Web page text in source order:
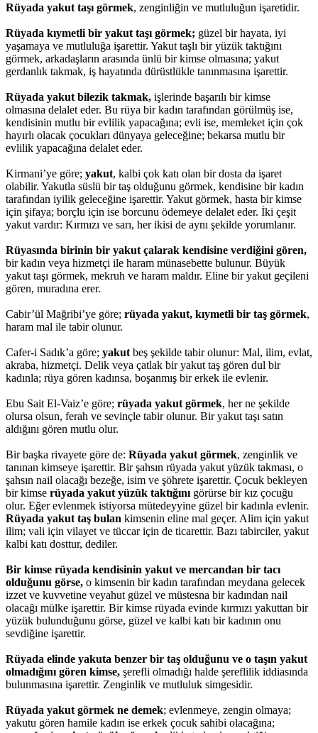
Rüyada yakut taşı görmek, zenginliğin ve mutluluğun işaretidir.
Rüyada kıymetli bir yakut taşı görmek; güzel bir hayata, iyi
yaşamaya ve mutluluğa işarettir. Yakut taşlı bir yüzük taktığını
görmek, arkadaşların arasında ünlü bir kimse olmasına; yakut
gerdanlık takmak, iş hayatında dürüstlükle tanınmasına işarettir.
Rüyada yakut bilezik takmak, işlerinde başarılı bir kimse
olmasına delalet eder. Bu rüya bir kadın tarafından görülmüş ise,
kendisinin mutlu bir evlilik yapacağına; evli ise, memleket için çok
hayırlı olacak çocukları dünyaya geleceğine; bekarsa mutlu bir
evlilik yapacağına delalet eder.
Kirmani’ye göre; yakut, kalbi çok katı olan bir dosta da işaret
olabilir. Yakutla süslü bir taş olduğunu görmek, kendisine bir kadın
tarafından iyilik geleceğine işarettir. Yakut görmek, hasta bir kimse
için şifaya; borçlu için ise borcunu ödemeye delalet eder. İki çeşit
yakut vardır: Kırmızı ve sarı, her ikisi de aynı şekilde yorumlanır.
Rüyasında birinin bir yakut çalarak kendisine verdiğini gören,
bir kadın veya hizmetçi ile haram münasebette bulunur. Büyük
yakut taşı görmek, mekruh ve haram maldır. Eline bir yakut geçileni
gören, muradına erer.
Cabir’ül Mağribi’ye göre; rüyada yakut, kıymetli bir taş görmek,
haram mal ile tabir olunur.
Cafer-i Sadık’a göre; yakut beş şekilde tabir olunur: Mal, ilim, evlat,
akraba, hizmetçi. Delik veya çatlak bir yakut taş gören dul bir
kadınla; rüya gören kadınsa, boşanmış bir erkek ile evlenir.
Ebu Sait El-Vaiz’e göre; rüyada yakut görmek, her ne şekilde
olursa olsun, ferah ve sevinçle tabir olunur. Bir yakut taşı satın
aldığını gören mutlu olur.
Bir başka rivayete göre de: Rüyada yakut görmek, zenginlik ve
tanınan kimseye işarettir. Bir şahsın rüyada yakut yüzük takması, o
şahsın nail olacağı bezeğe, isim ve şöhrete işarettir. Çocuk bekleyen
bir kimse rüyada yakut yüzük taktığını görürse bir kız çocuğu
olur. Eğer evlenmek istiyorsa mütedeyyine güzel bir kadınla evlenir.
Rüyada yakut taş bulan kimsenin eline mal geçer. Alim için yakut
ilim; vali için vilayet ve tüccar için de ticarettir. Bazı tabirciler, yakut
kalbi katı dosttur, dediler.
Bir kimse rüyada kendisinin yakut ve mercandan bir tacı
olduğunu görse, o kimsenin bir kadın tarafından meydana gelecek
izzet ve kuvvetine veyahut güzel ve müstesna bir kadından nail
olacağı mülke işarettir. Bir kimse rüyada evinde kırmızı yakuttan bir
yüzük bulunduğunu görse, güzel ve kalbi katı bir kadının onu
sevdiğine işarettir.
Rüyada elinde yakuta benzer bir taş olduğunu ve o taşın yakut
olmadığını gören kimse, şerefli olmadığı halde şereflilik iddiasında
bulunmasına işarettir. Zenginlik ve mutluluk simgesidir.
Rüyada yakut görmek ne demek; evlenmeye, zengin olmaya;
yakutu gören hamile kadın ise erkek çocuk sahibi olacağına;